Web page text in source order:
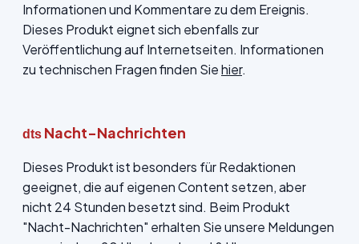
Informationen und Kommentare zu dem Ereignis.
Dieses Produkt eignet sich ebenfalls zur
Veröffentlichung auf Internetseiten. Informationen
zu technischen Fragen finden Siehier.
dts Nacht-Nachrichten
Dieses Produkt ist besonders für Redaktionen
geeignet, die auf eigenen Content setzen, aber
nicht 24 Stunden besetzt sind. Beim Produkt
"Nacht-Nachrichten" erhalten Sie unsere Meldungen